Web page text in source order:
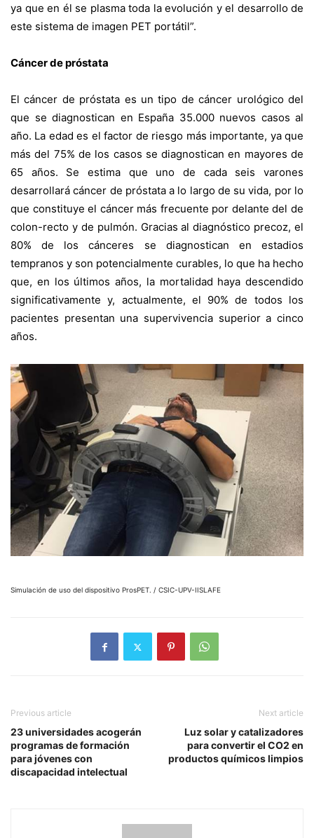
ya que en él se plasma toda la evolución y el desarrollo de
este sistema de imagen PET portátil”.
Cáncer de próstata
El cáncer de próstata es un tipo de cáncer urológico del
que se diagnostican en España 35.000 nuevos casos al
año. La edad es el factor de riesgo más importante, ya que
más del 75% de los casos se diagnostican en mayores de
65 años. Se estima que uno de cada seis varones
desarrollará cáncer de próstata a lo largo de su vida, por lo
que constituye el cáncer más frecuente por delante del de
colon-recto y de pulmón. Gracias al diagnóstico precoz, el
80% de los cánceres se diagnostican en estadios
tempranos y son potencialmente curables, lo que ha hecho
que, en los últimos años, la mortalidad haya descendido
significativamente y, actualmente, el 90% de todos los
pacientes presentan una supervivencia superior a cinco
años.
Simulación de uso del dispositivo ProsPET. / CSIC-UPV-IISLAFE
Previous article
23 universidades acogerán
programas de formación
para jóvenes con
discapacidad intelectual
Next article
Luz solar y catalizadores
para convertir el CO2 en
productos químicos limpios